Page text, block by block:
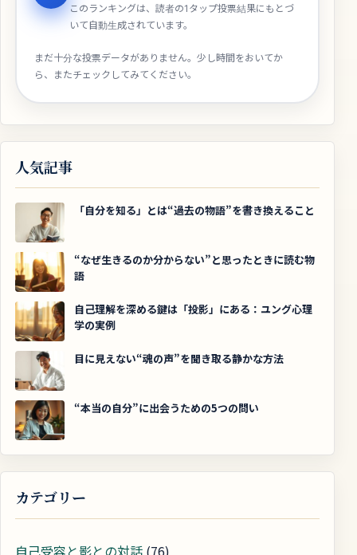
このランキングは、読者の1タップ投票結果にもとづ
いて自動生成されています。
まだ十分な投票データがありません。少し時間をおいてか
ら、またチェックしてみてください。
人気記事
「自分を知る」とは“過去の物語”を書き換えること
“なぜ生きるのか分からない”と思ったときに読む物
語
自己理解を深める鍵は「投影」にある：ユング心理
学の実例
目に見えない“魂の声”を聞き取る静かな方法
“本当の自分”に出会うための5つの問い
カテゴリー
自己受容と影との対話 (76)